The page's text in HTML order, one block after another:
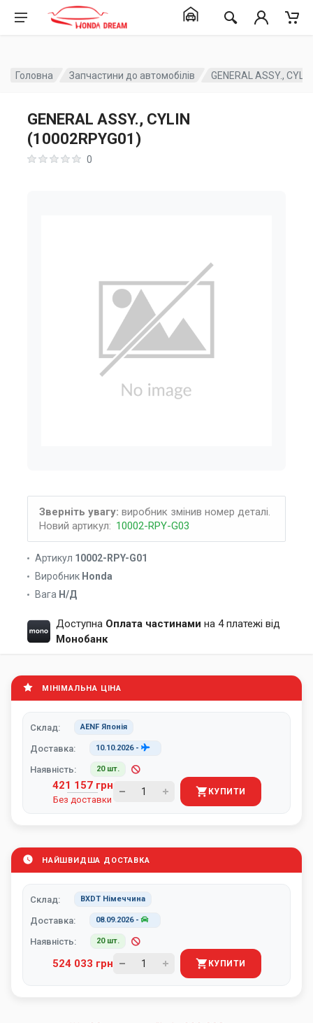
Головна Запчастини до автомобілів GENERAL ASSY.,
GENERAL ASSY., CYLIN
(10002RPYG01)
0
Зверніть увагу: виробник змінив номер деталі.
Новий артикул: 10002-RPY-G03
Артикул 10002-RPY-G01
Виробник Honda
Вага Н/Д
Доступна Оплата частинами на 4 платежі від
Монобанк
МІНІМАЛЬНА ЦІНА
Склад: AENF Японія
Доставка: 10.10.2026-
Наявність: 20 шт.
421 157 грн
Без доставки
КУПИТИ
НАЙШВИДША ДОСТАВКА
Склад: BXDT Німеччина
Доставка: 08.09.2026-
Наявність: 20 шт.
524 033 грн КУПИТИ